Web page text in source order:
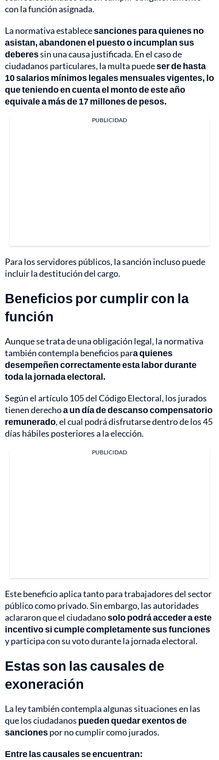
con la función asignada.
La normativa establecesanciones para quienes no
asistan, abandonen el puesto o incumplan sus
deberessin una causa justificada. En el caso de
ciudadanos particulares, la multa puedeser de hasta
10 salarios mínimos legales mensuales vigentes, lo
que teniendo en cuenta el monto de este año
equivale a más de 17 millones de pesos.
PUBLICIDAD
Para los servidores públicos, la sanción incluso puede
incluir la destitución del cargo.
Beneficios por cumplir con la
función
Aunque se trata de una obligación legal, la normativa
también contempla beneficios para quienes
desempeñen correctamente esta labor durante
toda la jornada electoral.
Según el artículo 105 del Código Electoral, los jurados
tienen derechoa un día de descanso compensatorio
remunerado, el cual podrá disfrutarse dentro de los 45
días hábiles posteriores a la elección.
PUBLICIDAD
Este beneficio aplica tanto para trabajadores del sector
público como privado. Sin embargo, las autoridades
aclararon que el ciudadanosolo podrá acceder a este
incentivo si cumple completamente sus funciones
y participa con su voto durante la jornada electoral.
Estas son las causales de
exoneración
La ley también contempla algunas situaciones en las
que los ciudadanos pueden quedar exentos de
sancionespor no cumplir como jurados.
Entre las causales se encuentran: